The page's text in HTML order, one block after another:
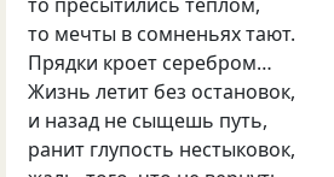
то мечты в сомненьях тают.
Прядки кроет серебром…
Жизнь летит без остановок,
и назад не сыщешь путь,
ранит глупость нестыковок,